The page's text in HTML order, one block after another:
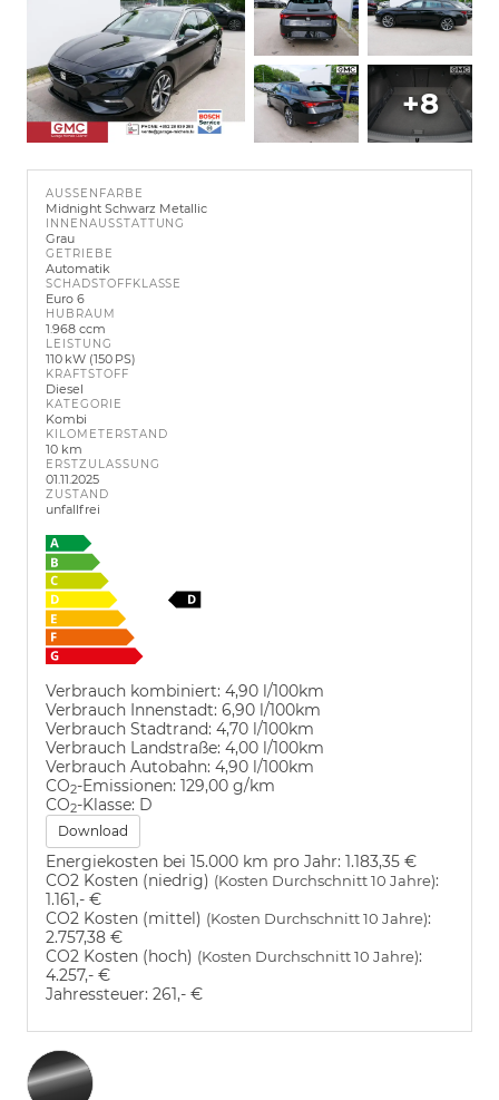
+8
AUSSENFARBE
Midnight Schwarz Metallic
INNENAUSSTATTUNG
Grau
GETRIEBE
Automatik
SCHADSTOFFKLASSE
Euro 6
HUBRAUM
1.968 ccm
LEISTUNG
110 kW (150 PS)
KRAFTSTOFF
Diesel
KATEGORIE
Kombi
KILOMETERSTAND
10 km
ERSTZULASSUNG
01.11.2025
ZUSTAND
unfallfrei
Verbrauch kombiniert: 4,90 l/100km
Verbrauch Innenstadt: 6,90 l/100km
Verbrauch Stadtrand: 4,70 l/100km
Verbrauch Landstraße: 4,00 l/100km
Verbrauch Autobahn: 4,90 l/100km
CO2-Emissionen: 129,00 g/km
CO2-Klasse: D
Download
Energiekosten bei 15.000 km pro Jahr: 1.183,35 €
CO2 Kosten (niedrig) (Kosten Durchschnitt 10 Jahre):
1.161,- €
CO2 Kosten (mittel) (Kosten Durchschnitt 10 Jahre):
2.757,38 €
CO2 Kosten (hoch) (Kosten Durchschnitt 10 Jahre):
4.257,- €
Jahressteuer: 261,- €